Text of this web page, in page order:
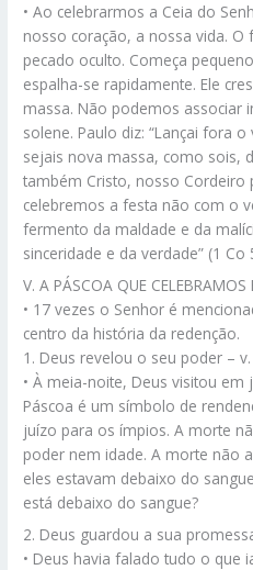
• Ao celebrarmos a Ceia do
nosso coração, a nossa vida.
pecado oculto. Começa
espalha-se rapidamente. Ele
massa. Não podemos associar
solene. Paulo diz: “Lançai fora
sejais nova massa, como sois,
também Cristo, nosso Cordeiro
celebremos a festa não com o
fermento da maldade e da
sinceridade e da verdade” (1 Co
V. A PÁSCOA QUE
• 17 vezes o Senhor é
centro da história da redenção.
1. Deus revelou o seu poder –
• À meia-noite, Deus visitou em
Páscoa é um símbolo de
juízo para os ímpios. A morte
poder nem idade. A morte não
eles estavam debaixo do
está debaixo do sangue?
2. Deus guardou a sua
• Deus havia falado tudo o que